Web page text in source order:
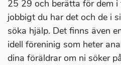
25 29 och berätta för dem
jobbigt du har det och de i
söka hjälp. Det finns även
idell föreninig som heter
dina föräldrar om ni söker